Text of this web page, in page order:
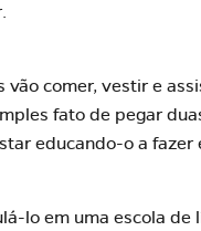
comer, vestir e
fato de pegar
educando-o a fazer
lo em uma escola de